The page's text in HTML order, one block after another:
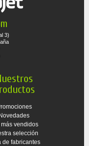
3)
más vendidos
selección
de fabricantes